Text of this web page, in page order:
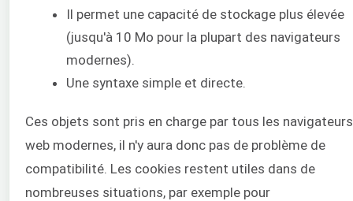
Il permet une capacité de stockage plus élevée
(jusqu'à 10 Mo pour la plupart des navigateurs
modernes).
Une syntaxe simple et directe.
Ces objets sont pris en charge par tous les navigateurs
web modernes, il n'y aura donc pas de problème de
compatibilité. Les cookies restent utiles dans de
nombreuses situations, par exemple pour